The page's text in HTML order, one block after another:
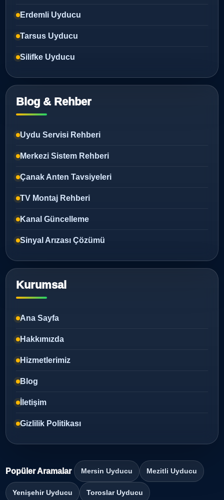
Erdemli Uyducu
Tarsus Uyducu
Silifke Uyducu
Blog & Rehber
Uydu Servisi Rehberi
Merkezi Sistem Rehberi
Çanak Anten Tavsiyeleri
TV Montaj Rehberi
Kanal Güncelleme
Sinyal Arızası Çözümü
Kurumsal
Ana Sayfa
Hakkımızda
Hizmetlerimiz
Blog
İletişim
Gizlilik Politikası
Popüler Aramalar Mersin Uyducu Mezitli Uyducu
Yenişehir Uyducu Toroslar Uyducu